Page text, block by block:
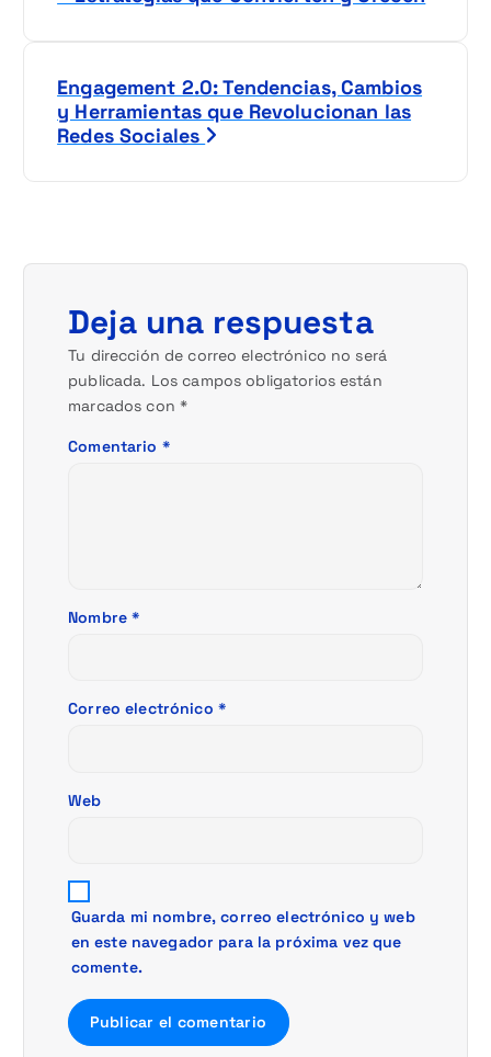
Engagement 2.0: Tendencias, Cambios
y Herramientas que Revolucionan las
Redes Sociales
Deja una respuesta
Tu dirección de correo electrónico no será
publicada. Los campos obligatorios están
marcados con *
Comentario *
Nombre*
Correo electrónico *
Web
Guarda mi nombre, correo electrónico y web
en este navegador para la próxima vez que
comente.